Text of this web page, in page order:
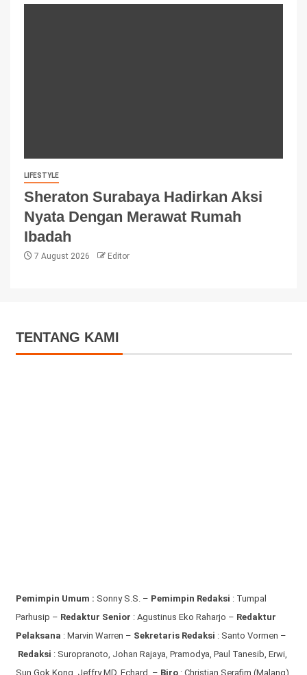
LIFESTYLE
Sheraton Surabaya Hadirkan Aksi
Nyata Dengan Merawat Rumah
Ibadah
7 August 2026 Editor
TENTANG KAMI
Pemimpin Umum : Sonny S.S. – Pemimpin Redaksi : Tumpal
Parhusip – Redaktur Senior : Agustinus Eko Raharjo – Redaktur
Pelaksana : Marvin Warren – Sekretaris Redaksi : Santo Vormen –
Redaksi : Suropranoto, Johan Rajaya, Pramodya, Paul Tanesib, Erwi,
Sun Gok Kong, Jeffry MD, Echard – Biro: Christian Serafim (Malang),